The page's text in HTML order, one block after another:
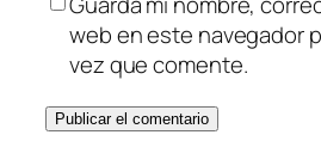
web en este navegador
vez que comente.